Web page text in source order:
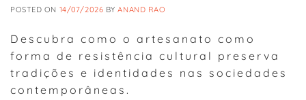
POSTED ON 14/07/2026 BYANAND RAO
Descubra como o artesanato como
forma de resistência cultural preserva
tradições e identidades nas sociedades
contemporâneas.